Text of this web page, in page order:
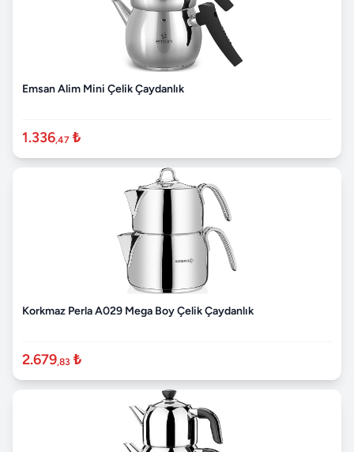
Emsan Alim Mini Çelik Çaydanlık
1.336,47 ₺
Korkmaz Perla A029 Mega Boy Çelik Çaydanlık
2.679,83 ₺